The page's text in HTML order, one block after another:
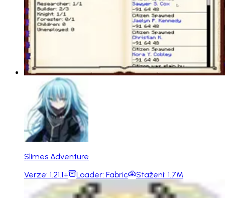
Slimes Adventure
Verze: 1.21.1+ Loader: Fabric Stažení: 1.7M